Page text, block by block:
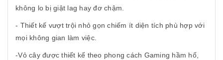
không lo bị giật lag hay đơ chậm.
- Thiết kế vượt trội nhỏ gọn chiếm ít diện tích phù hợp với
mọi không gian làm việc.
-Vỏ cây được thiết kế theo phong cách Gaming hầm hố,